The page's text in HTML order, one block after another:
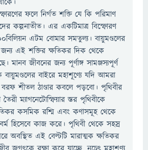
ফলে নির্গত শক্তি যে কি পরিমাণ
কল্পনাতীত। এর একটিমাত্র বিস্ফোরণ
এটম বোমার সমতুল্য। বায়ুমণ্ডলের
জন্য এই শক্তির ক্ষতিকর দিক থেকে
মানব জীবনের জন্য পূর্ণাঙ্গ সামঞ্জস্যপূর্ণ
বাইরে মহাশূণ্যে যদি আমরা
বরফ শীতল ঠাণ্ডার কবলে পড়বো। পৃথিবীর
তৈরী ম্যাগনেটোস্ফিয়ার স্তর পৃথিবীকে
কসমিক রশ্মি এবং কণাসমূহ থেকে
হিসেবে কাজ করে। পৃথিবী থেকে সহস্র
অবস্থিত এই বেল্টটি মারাত্মক ক্ষতিকর